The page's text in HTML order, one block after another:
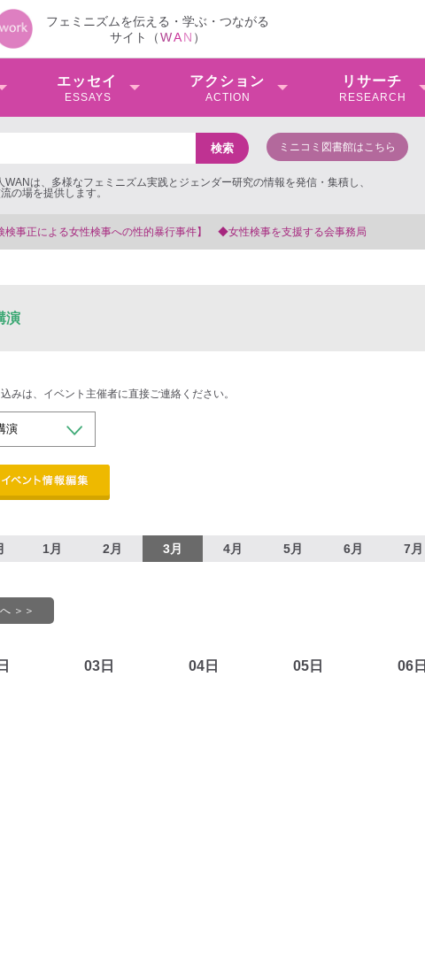
フェミニズムを伝える・学ぶ・つながる
サイト（WAN ）
エッセイ
ESSAYS
アクション
ACTION
リサーチ
RESEARCH
ミニコミ図書館はこちら
は、多様なフェミニズム実践とジェンダー研究の情報を発信・集積し、
の場を提供します。
行事件】 ◆女性検事を支援する会事務局
演
みは、イベント主催者に直接ご連絡ください。
1月 2月 3月 4月 5月 6月 7月
＞＞
03日 04日 05日 06日